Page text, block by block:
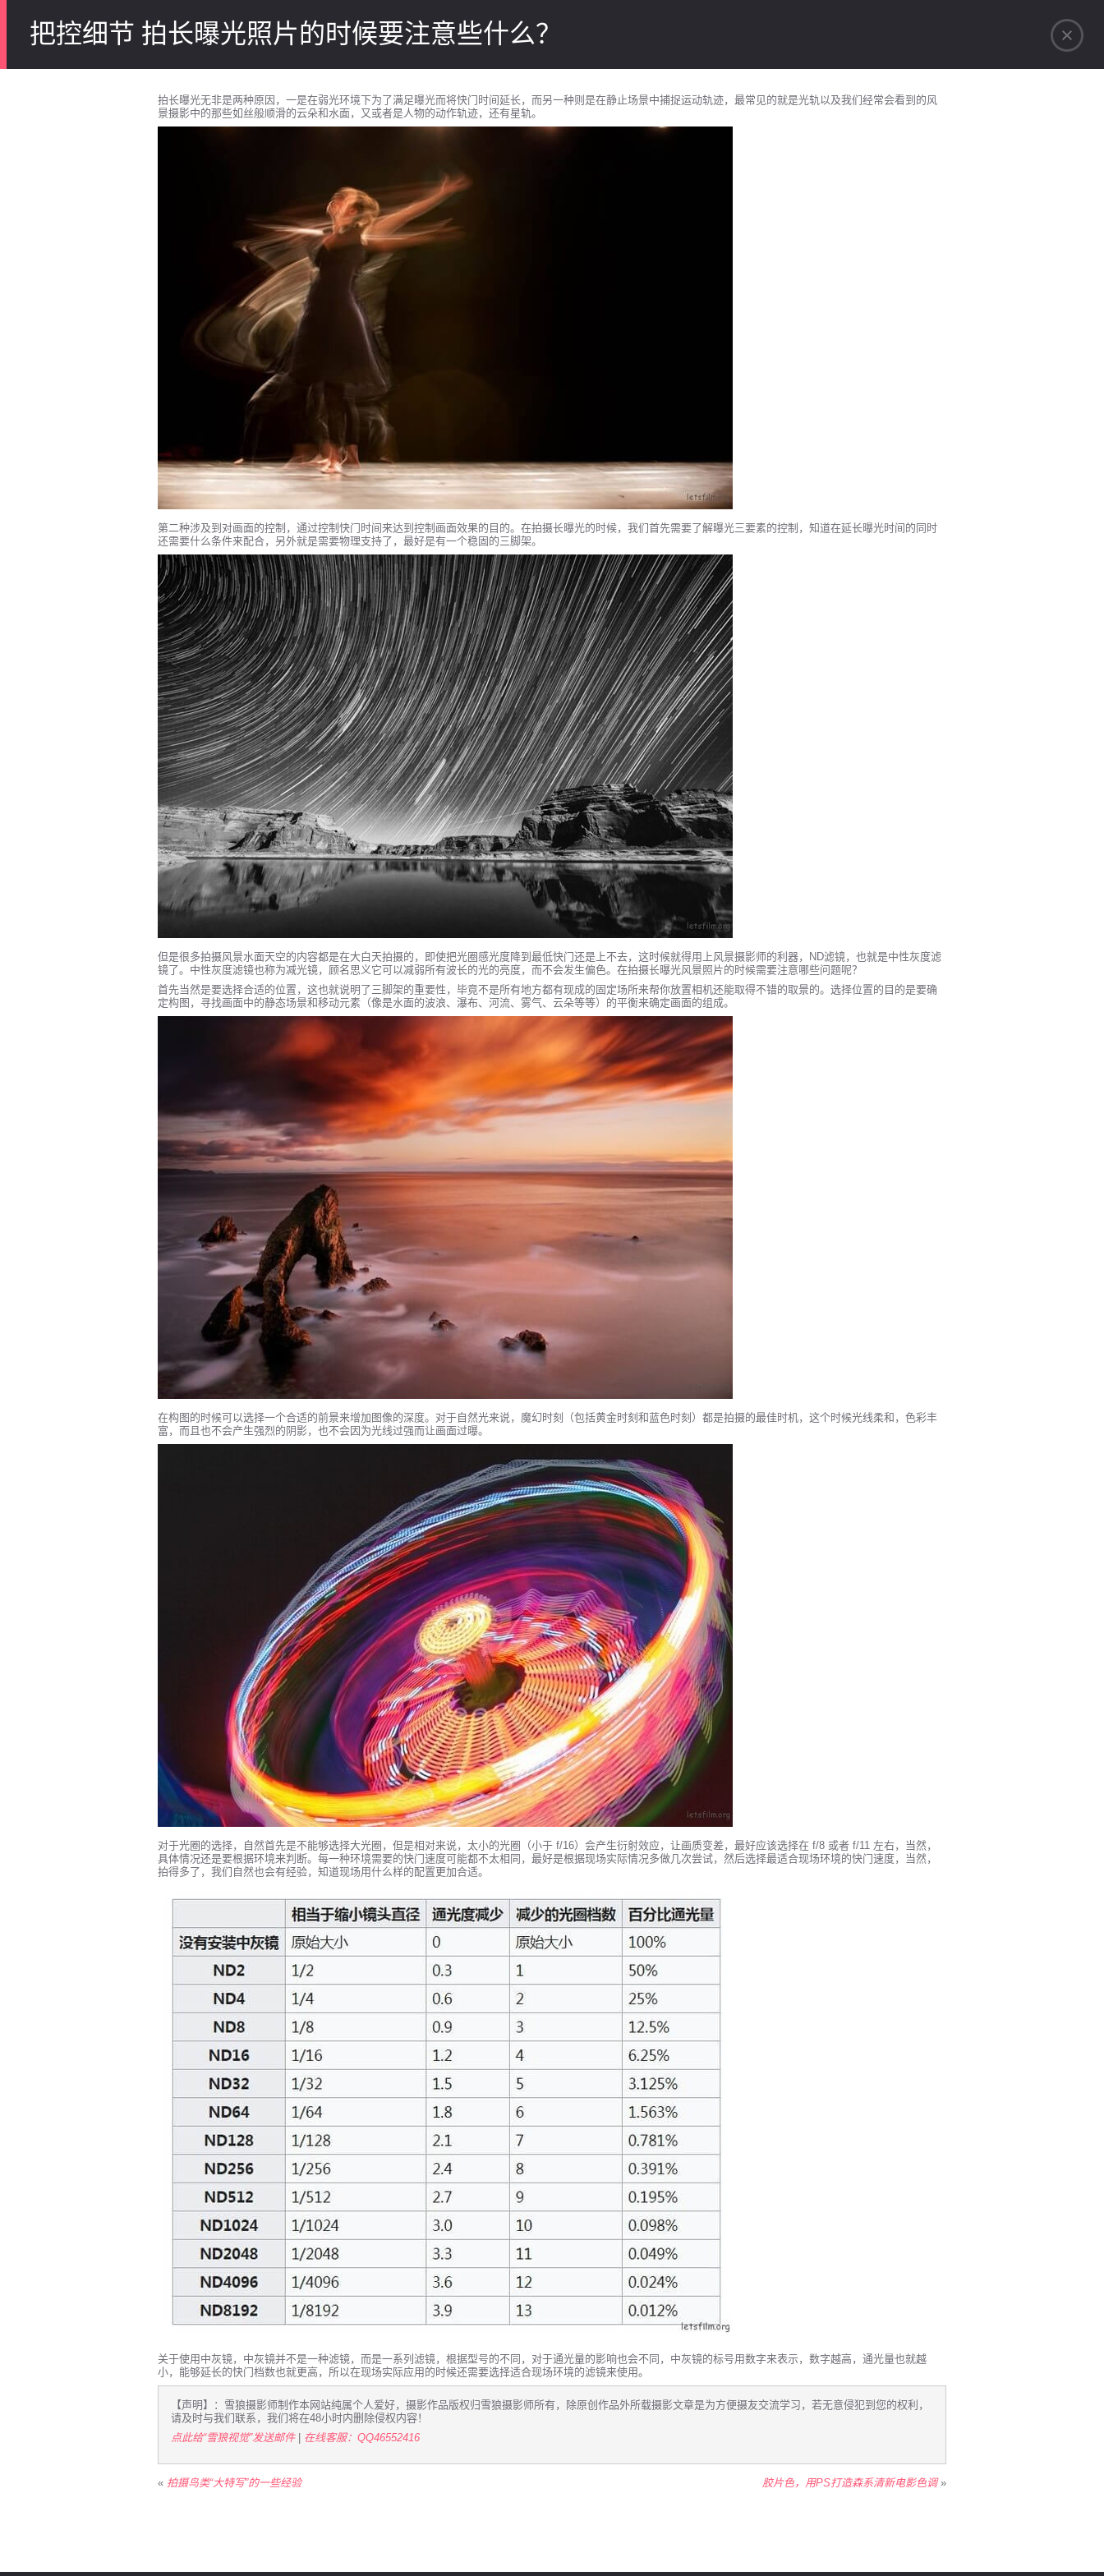
把控细节 拍长曝光照片的时候要注意些什么？
拍长曝光无非是两种原因，一是在弱光环境下为了满足曝光而将快门时间延长，而另一种则是在静止场景中捕捉运动轨迹，最常见的就是光轨以及我们经常会看到的风
景摄影中的那些如丝般顺滑的云朵和水面，又或者是人物的动作轨迹，还有星轨。
第二种涉及到对画面的控制，通过控制快门时间来达到控制画面效果的目的。在拍摄长曝光的时候，我们首先需要了解曝光三要素的控制，知道在延长曝光时间的同时
还需要什么条件来配合，另外就是需要物理支持了，最好是有一个稳固的三脚架。
但是很多拍摄风景水面天空的内容都是在大白天拍摄的，即使把光圈感光度降到最低快门还是上不去，这时候就得用上风景摄影师的利器，ND滤镜，也就是中性灰度滤
镜了。中性灰度滤镜也称为减光镜，顾名思义它可以减弱所有波长的光的亮度，而不会发生偏色。在拍摄长曝光风景照片的时候需要注意哪些问题呢？
首先当然是要选择合适的位置，这也就说明了三脚架的重要性，毕竟不是所有地方都有现成的固定场所来帮你放置相机还能取得不错的取景的。选择位置的目的是要确
定构图，寻找画面中的静态场景和移动元素（像是水面的波浪、瀑布、河流、雾气、云朵等等）的平衡来确定画面的组成。
在构图的时候可以选择一个合适的前景来增加图像的深度。对于自然光来说，魔幻时刻（包括黄金时刻和蓝色时刻）都是拍摄的最佳时机，这个时候光线柔和，色彩丰
富，而且也不会产生强烈的阴影，也不会因为光线过强而让画面过曝。
对于光圈的选择，自然首先是不能够选择大光圈，但是相对来说，太小的光圈（小于 f/16）会产生衍射效应，让画质变差，最好应该选择在 f/8 或者 f/11 左右，当然，
具体情况还是要根据环境来判断。每一种环境需要的快门速度可能都不太相同，最好是根据现场实际情况多做几次尝试，然后选择最适合现场环境的快门速度，当然，
拍得多了，我们自然也会有经验，知道现场用什么样的配置更加合适。
关于使用中灰镜，中灰镜并不是一种滤镜，而是一系列滤镜，根据型号的不同，对于通光量的影响也会不同，中灰镜的标号用数字来表示，数字越高，通光量也就越
小，能够延长的快门档数也就更高，所以在现场实际应用的时候还需要选择适合现场环境的滤镜来使用。
【声明】：雪狼摄影师制作本网站纯属个人爱好，摄影作品版权归雪狼摄影师所有，除原创作品外所载摄影文章是为方便摄友交流学习，若无意侵犯到您的权利，
请及时与我们联系，我们将在48小时内删除侵权内容！
点此给“雪狼视觉”发送邮件| 在线客服：QQ46552416
« 拍摄鸟类“大特写”的一些经验 胶片色，用PS打造森系清新电影色调»